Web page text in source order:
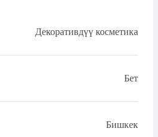
Декоративдүү косметика
Бет
Бишкек